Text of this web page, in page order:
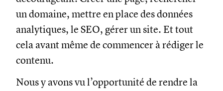
un domaine, mettre en place des données
analytiques, le SEO, gérer un site. Et tout
cela avant même de commencer à rédiger le
contenu.
Nous y avons vu l’opportunité de rendre la